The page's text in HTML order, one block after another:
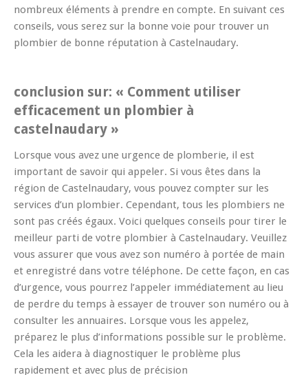
nombreux éléments à prendre en compte. En suivant ces
conseils, vous serez sur la bonne voie pour trouver un
plombier de bonne réputation à Castelnaudary.
conclusion sur: « Comment utiliser
efficacement un plombier à
castelnaudary »
Lorsque vous avez une urgence de plomberie, il est
important de savoir qui appeler. Si vous êtes dans la
région de Castelnaudary, vous pouvez compter sur les
services d’un plombier. Cependant, tous les plombiers ne
sont pas créés égaux. Voici quelques conseils pour tirer le
meilleur parti de votre plombier à Castelnaudary. Veuillez
vous assurer que vous avez son numéro à portée de main
et enregistré dans votre téléphone. De cette façon, en cas
d’urgence, vous pourrez l’appeler immédiatement au lieu
de perdre du temps à essayer de trouver son numéro ou à
consulter les annuaires. Lorsque vous les appelez,
préparez le plus d’informations possible sur le problème.
Cela les aidera à diagnostiquer le problème plus
rapidement et avec plus de précision